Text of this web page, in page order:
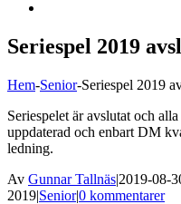
Seriespel 2019
Hem-Senior-Seriespel 2019
Seriespelet är avslutat och
uppdaterad och enbart DM
ledning.
Av Gunnar Tallnäs|2019-08-
2019|Senior|0 kommentarer